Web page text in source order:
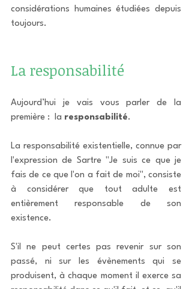
considérations humaines étudiées depuis
toujours.
La responsabilité
Aujourd’hui je vais vous parler de la
première :  la responsabilité.
La responsabilité existentielle, connue par
l'expression de Sartre "Je suis ce que je
fais de ce que l'on a fait de moi", consiste
à considérer que tout adulte est
entièrement responsable de son
existence.
S'il ne peut certes pas revenir sur son
passé, ni sur les évènements qui se
produisent, à chaque moment il exerce sa